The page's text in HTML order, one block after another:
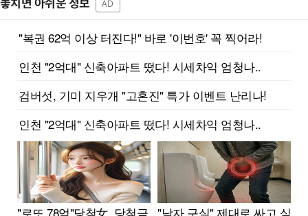
놓치면 아쉬운 정보 AD